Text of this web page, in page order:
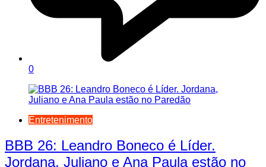
0
Entretenimento
BBB 26: Leandro Boneco é Líder.
Jordana, Juliano e Ana Paula estão no